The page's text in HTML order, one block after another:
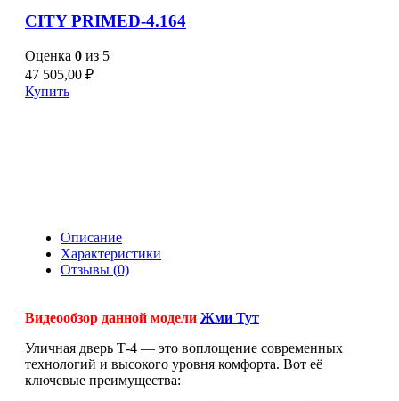
CITY PRIMED-4.164
Оценка 0 из 5
47 505,00 ₽
Купить
Описание
Характеристики
Отзывы (0)
Видеообзор данной модели Жми Тут
Уличная дверь Т-4 — это воплощение современных
технологий и высокого уровня комфорта. Вот её
ключевые преимущества: